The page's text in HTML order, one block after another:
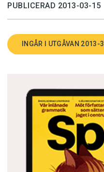
PUBLICERAD 2013-03-15
INGÅR I UTGÅVAN 2013-3